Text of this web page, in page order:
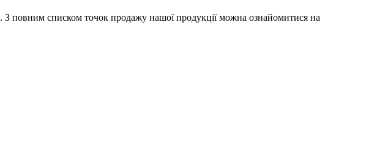
. З повним списком точок продажу нашої продукції можна ознайомитися на